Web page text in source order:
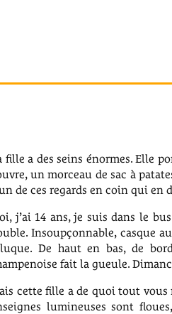
fille a des seins énormes. Elle
un morceau de sac à
de ces regards en coin qui en
j’ai 14 ans, je suis dans le
Insoupçonnable, casque
De haut en bas, de
fait la gueule.
cette fille a de quoi tout vous
lumineuses sont